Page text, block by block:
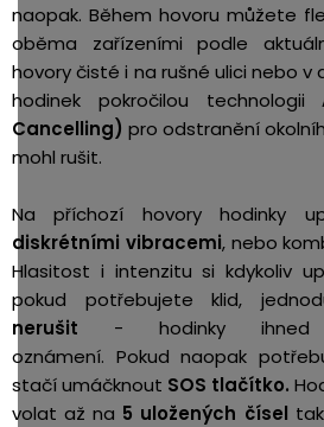
naopak. Během hovoru můžete
oběma zařízeními podle
hovory čisté i na rušné ulici nebo
hodinek pokročilou technologii
Cancelling) pro odstranění
mohl rušit.
Na příchozí hovory hodinky
diskrétními vibracemi, nebo
Hlasitost i intenzitu si kdykoliv
pokud potřebujete klid,
nerušit - hodinky ihned
oznámení. Pokud naopak
stačí umáčknout SOS tlačítko.
volat až na 5 uložených čísel